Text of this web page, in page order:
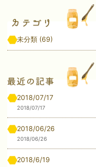
未分類 (69)
2018/07/17
2018/07/17
2018/06/26
2018/06/26
2018/6/19